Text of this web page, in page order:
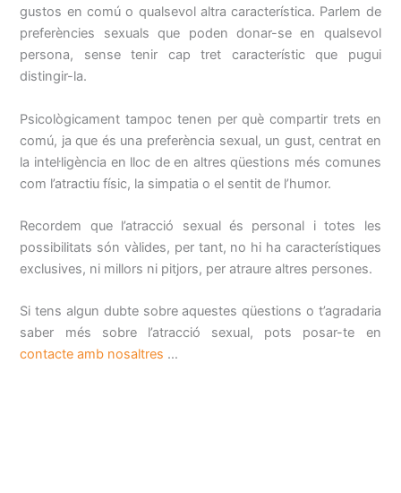
gustos en comú o qualsevol altra característica. Parlem de
preferències sexuals que poden donar-se en qualsevol
persona, sense tenir cap tret característic que pugui
distingir-la.
Psicològicament tampoc tenen per què compartir trets en
comú, ja que és una preferència sexual, un gust, centrat en
la intel·ligència en lloc de en altres qüestions més comunes
com l’atractiu físic, la simpatia o el sentit de l’humor.
Recordem que l’atracció sexual és personal i totes les
possibilitats són vàlides, per tant, no hi ha característiques
exclusives, ni millors ni pitjors, per atraure altres persones.
Si tens algun dubte sobre aquestes qüestions o t’agradaria
saber més sobre l’atracció sexual, pots posar-te en
contacte amb nosaltres …